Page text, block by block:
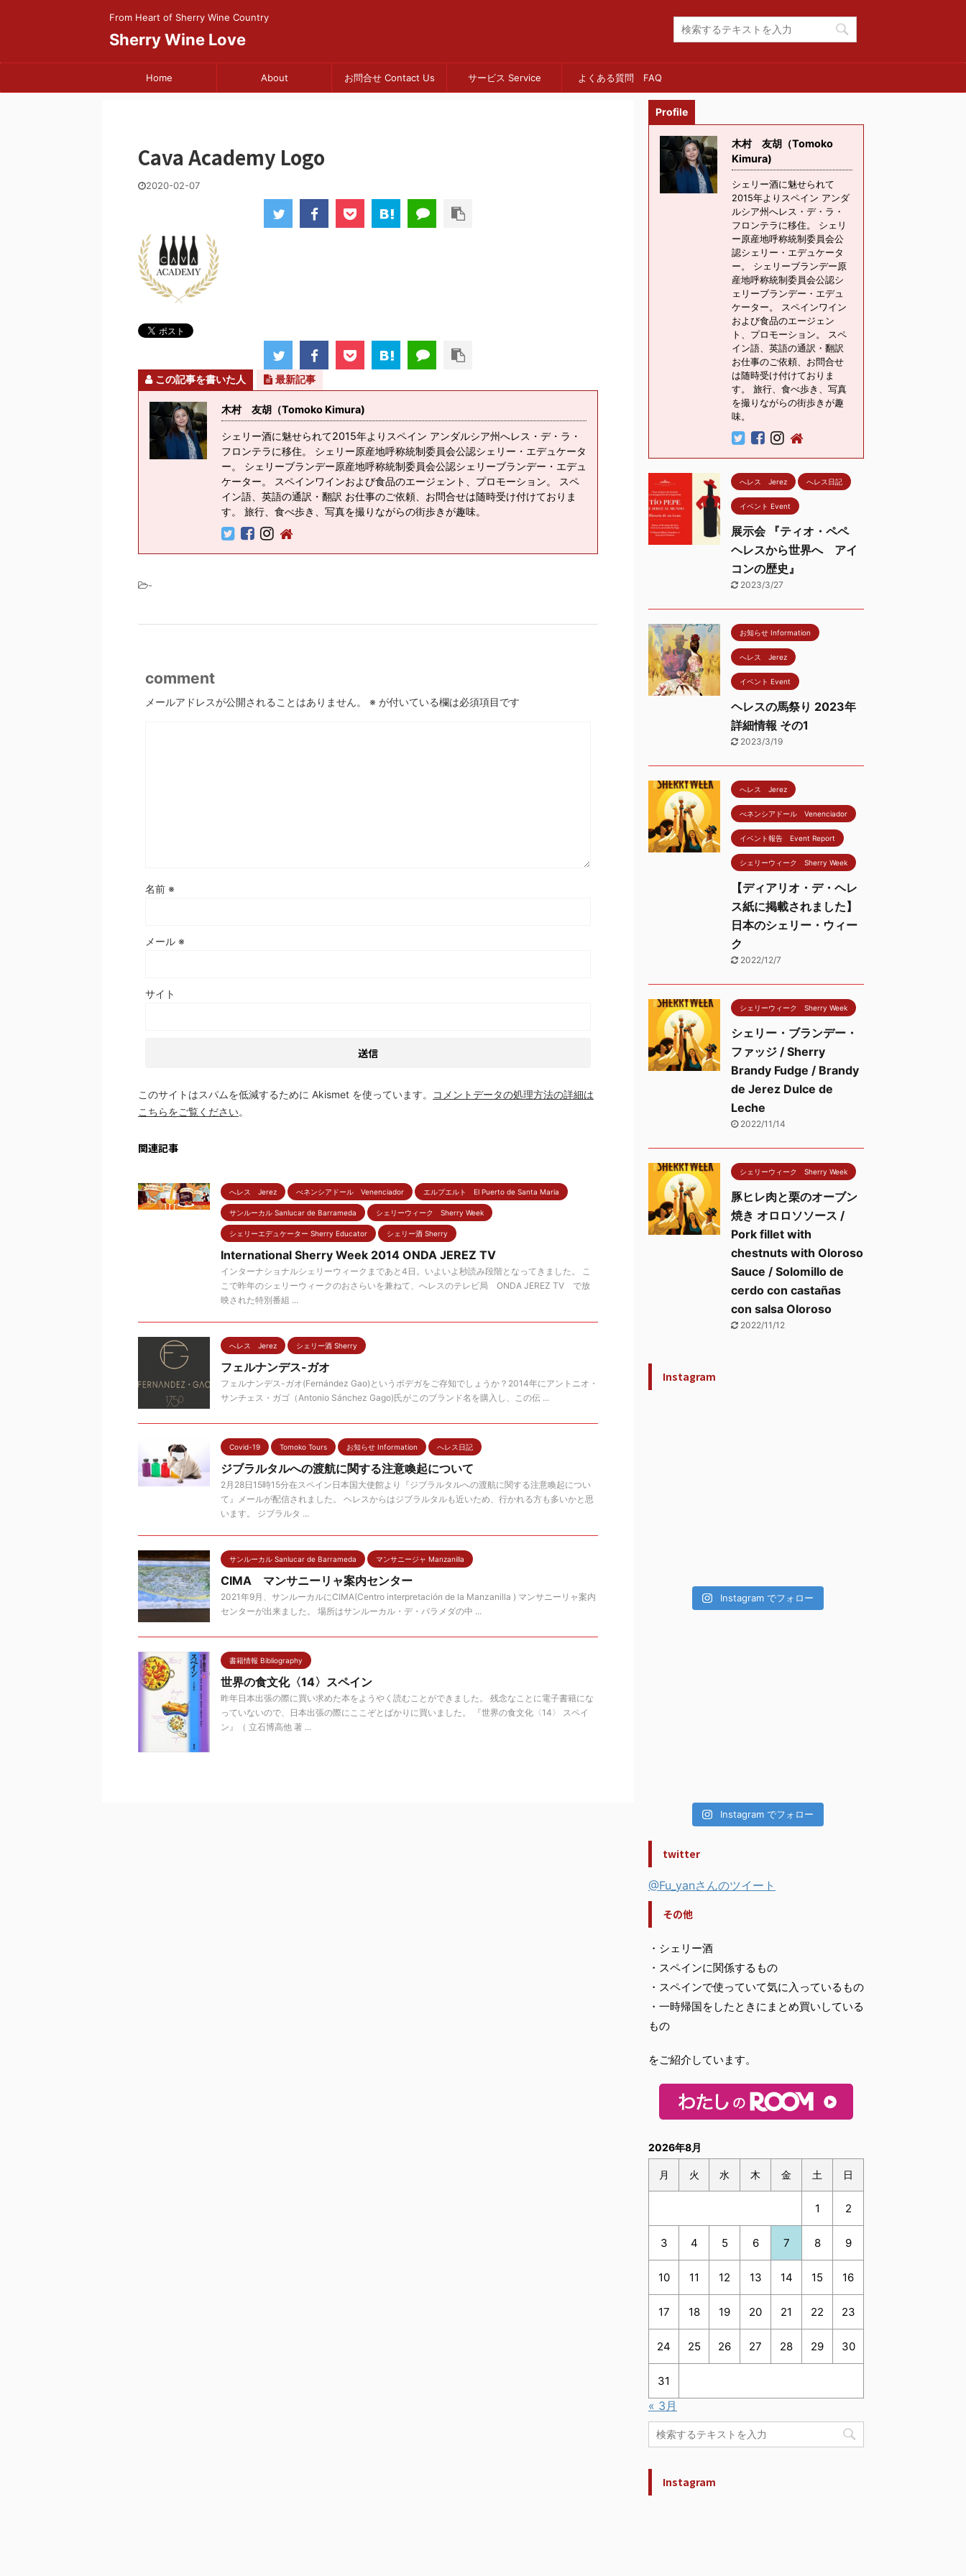
From Heart of Sherry Wine Country
Sherry Wine Love
Home About お問合せ Contact Us サービス Service よくある質問 FAQ
Cava Academy Logo
2020-02-07
この記事を書いた人 最新記事
木村 友胡（Tomoko Kimura)
シェリー酒に魅せられて2015年よりスペイン アンダルシア州へレス・デ・ラ・
フロンテラに移住。 シェリー原産地呼称統制委員会公認シェリー・エデュケータ
ー。 シェリーブランデー原産地呼称統制委員会公認シェリーブランデー・エデュ
ケーター。 スペインワインおよび食品のエージェント、プロモーション。 スペ
イン語、英語の通訳・翻訳 お仕事のご依頼、お問合せは随時受け付けておりま
す。 旅行、食べ歩き、写真を撮りながらの街歩きが趣味。
-
comment
メールアドレスが公開されることはありません。 ※ が付いている欄は必須項目です
名前 ※
メール ※
サイト
このサイトはスパムを低減するために Akismet を使っています。
コメントデータの処理方法の詳細は
こちらをご覧ください。
関連記事
へレス Jerez べネンシアドール Venenciador エルプエルト El Puerto de Santa Maria
サンルーカル Sanlucar de Barrameda シェリーウィーク Sherry Week
シェリーエデュケーター Sherry Educator シェリー酒 Sherry
International Sherry Week 2014 ONDA JEREZ TV
インターナショナルシェリーウィークまであと4日。いよいよ秒読み段階となってきました。 こ
こで昨年のシェリーウィークのおさらいを兼ねて、へレスのテレビ局 ONDA JEREZ TV で放
映された特別番組 ...
へレス Jerez シェリー酒 Sherry
フェルナンデス-ガオ
フェルナンデス-ガオ(Fernández Gao)というボデガをご存知でしょうか？2014年にアントニオ・
サンチェス・ガゴ（Antonio Sánchez Gago)氏がこのブランド名を購入し、この伝 ...
Covid-19 Tomoko Tours お知らせ Information へレス日記
ジブラルタルへの渡航に関する注意喚起について
2月28日15時15分在スペイン日本国大使館より『ジブラルタルへの渡航に関する注意喚起につい
て』メールが配信されました。 ヘレスからはジブラルタルも近いため、行かれる方も多いかと思
います。 ジブラルタ ...
サンルーカル Sanlucar de Barrameda マンサニージャ Manzanilla
CIMA マンサニーリャ案内センター
2021年9月、サンルーカルにCIMA(Centro interpretación de la Manzanilla ) マンサニーリャ案内
センターが出来ました。 場所はサンルーカル・デ・バラメダの中 ...
書籍情報 Bibliography
世界の食文化〈14〉スペイン
昨年日本出張の際に買い求めた本をようやく読むことができました。 残念なことに電子書籍にな
っていないので、日本出張の際にここぞとばかりに買いました。 『世界の食文化〈14〉 スペイ
ン』（ 立石博高他 著 ...
Profile
木村 友胡（Tomoko
Kimura)
シェリー酒に魅せられて
2015年よりスペイン アンダ
ルシア州へレス・デ・ラ・
フロンテラに移住。 シェリ
ー原産地呼称統制委員会公
認シェリー・エデュケータ
ー。 シェリーブランデー原
産地呼称統制委員会公認シ
ェリーブランデー・エデュ
ケーター。 スペインワイン
および食品のエージェン
ト、プロモーション。 スペ
イン語、英語の通訳・翻訳
お仕事のご依頼、お問合せ
は随時受け付けておりま
す。 旅行、食べ歩き、写真
を撮りながらの街歩きが趣
味。
へレス Jerez へレス日記
イベント Event
展示会 『ティオ・ペペ
ヘレスから世界へ アイ
コンの歴史』
2023/3/27
お知らせ Information
へレス Jerez
イベント Event
ヘレスの馬祭り 2023年
詳細情報 その1
2023/3/19
へレス Jerez
べネンシアドール Venenciador
イベント報告 Event Report
シェリーウィーク Sherry Week
【ディアリオ・デ・ヘレ
ス紙に掲載されました】
日本のシェリー・ウィー
ク
2022/12/7
シェリーウィーク Sherry Week
シェリー・ブランデー・
ファッジ / Sherry
Brandy Fudge / Brandy
de Jerez Dulce de
Leche
2022/11/14
シェリーウィーク Sherry Week
豚ヒレ肉と栗のオーブン
焼き オロロソソース /
Pork fillet with
chestnuts with Oloroso
Sauce / Solomillo de
cerdo con castañas
con salsa Oloroso
2022/11/12
Instagram
Instagram でフォロー
Instagram でフォロー
twitter
@Fu_yanさんのツイート
その他
・シェリー酒
・スペインに関係するもの
・スペインで使っていて気に入っているもの
・一時帰国をしたときにまとめ買いしている
もの
をご紹介しています。
2026年8月
月 火 水 木 金 土 日
1 2
3 4 5 6 7 8 9
10 11 12 13 14 15 16
17 18 19 20 21 22 23
24 25 26 27 28 29 30
31
« 3月
Instagram